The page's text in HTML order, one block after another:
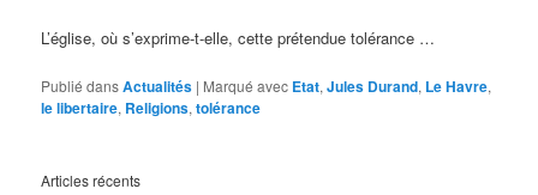
L’église, où s’exprime-t-elle, cette prétendue tolérance …
Publié dansActualités | Marqué avec Etat,Jules Durand, Le Havre,
le libertaire, Religions,tolérance
Articles récents